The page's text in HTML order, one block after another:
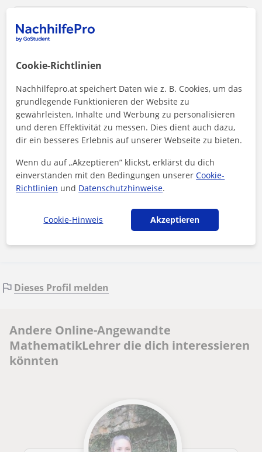
Durch Klicken auf eine der beiden Schaltflächen stimmen Sie unserem
Impressum
und unserer Datenschutzerklärung
Nachricht senden
Dieses Profil melden
Andere Online-Angewandte
MathematikLehrer die dich interessieren
könnten
Cookie-Richtlinien
Nachhilfepro.at speichert Daten wie z. B. Cookies, um das
grundlegende Funktionieren der Website zu
gewährleisten, Inhalte und Werbung zu personalisieren
und deren Effektivität zu messen. Dies dient auch dazu,
dir ein besseres Erlebnis auf unserer Webseite zu bieten.
Wenn du auf „Akzeptieren” klickst, erklärst du dich
einverstanden mit den Bedingungen unsererCookie-
Richtlinien und Datenschutzhinweise.
Cookie-Hinweis Akzeptieren